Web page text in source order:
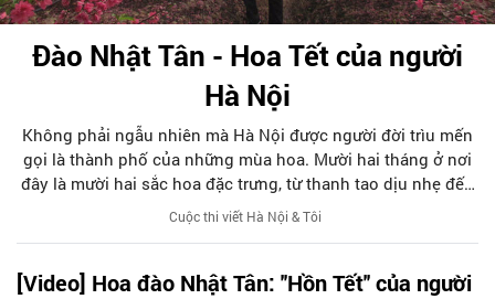
Đào Nhật Tân - Hoa Tết của người
Hà Nội
Không phải ngẫu nhiên mà Hà Nội được người đời trìu mến
gọi là thành phố của những mùa hoa. Mười hai tháng ở nơi
đây là mười hai sắc hoa đặc trưng, từ thanh tao dịu nhẹ đến
rực rỡ nồng nàn. Chúng luân phiên tô điểm cho từng tuyến
phố, biến những con đường ở đất kinh kỳ vốn trầm mặc, rêu
khiến cho lòng người không khỏi xốn xang, say đắm.
Cuộc thi viết Hà Nội & Tôi
[Video] Hoa đào Nhật Tân: ''Hồn Tết'' của người